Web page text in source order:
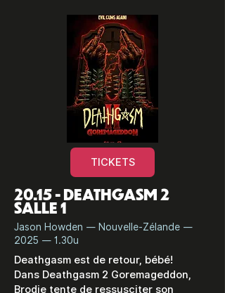
TICKETS
20.15 - DEATHGASM 2
SALLE 1
Jason Howden — Nouvelle-Zélande —
2025 — 1.30u
Deathgasm est de retour, bébé!
Dans Deathgasm 2 Goremageddon,
Brodie tente de ressusciter son